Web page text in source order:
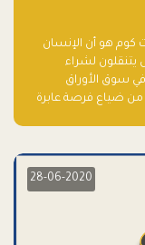
كوم هو أن الإنسان
يتنقلون لشراء
سوق الأوراق
من ضياع فرصة عابرة
28-06-2020